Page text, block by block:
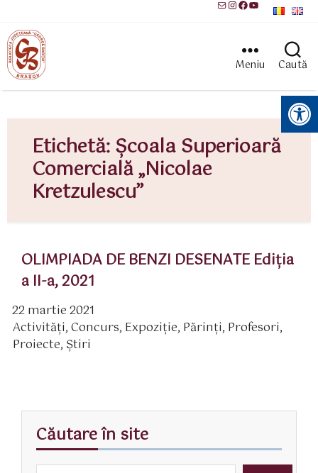
MailInstagram
Facebook
YouTube
Meniu Caută
Instrumente pentru accesibilitate
Etichetă:Școala Superioară
Comercială „Nicolae
Kretzulescu”
OLIMPIADA DE BENZI DESENATE Ediția
a II-a, 2021
22 martie 2021
Activităţi,Concurs, Expoziție, Părinţi, Profesori,
Proiecte, Știri
Căutare în site